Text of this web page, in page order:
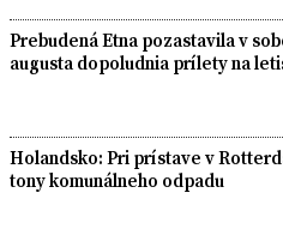
Prebudená Etna pozastavila v
augusta dopoludnia prílety na
Holandsko: Pri prístave v
tony komunálneho odpadu